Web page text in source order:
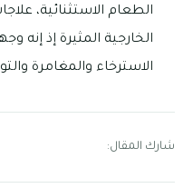
الطعام الاستثنائية،
الخارجية المثيرة إذ إنه
الاسترخاء والمغامرة
شارك المقال: